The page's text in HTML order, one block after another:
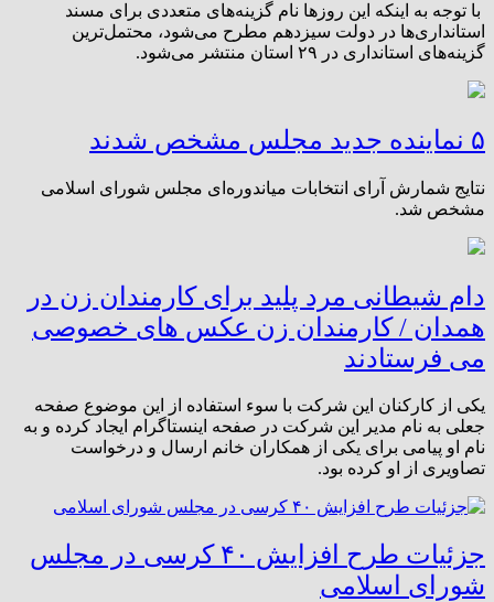
با توجه به اینکه این روزها نام گزینه‌های متعددی برای ‌مسند
استانداری‌‌ها در دولت سیزدهم مطرح می‌شود، ‌محتمل‌ترین
گزینه‌های استانداری در ۲۹ استان ‌منتشر می‌شود.
۵ نماینده جدید مجلس مشخص شدند
نتایج شمارش آرای انتخابات میاندوره‌ای مجلس شورای اسلامی
مشخص شد.
دام شیطانی مرد پلید برای کارمندان زن در
همدان / کارمندان زن عکس های خصوصی
می فرستادند
یکی از کارکنان این شرکت با سوء استفاده از این موضوع صفحه
جعلی به نام مدیر این شرکت در صفحه اینستاگرام ایجاد کرده و به
نام او پیامی برای یکی از همکاران خانم ارسال و درخواست
تصاویری از او کرده بود.
جزئیات طرح افزایش ۴۰ کرسی در مجلس
شورای اسلامی